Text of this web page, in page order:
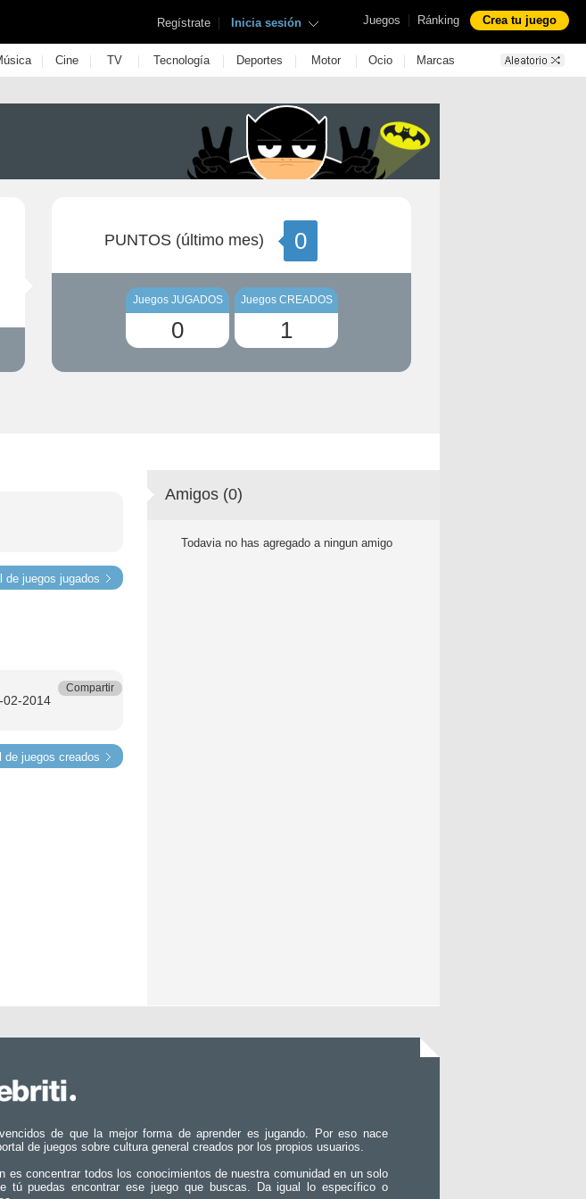
Juegos | Ránking Crea tu juego
Regístrate | Inicia sesión
| Cine | TV | Tecnología | Deportes | Motor | Ocio | Marcas
PUNTOS (último mes) 0
Juegos JUGADOS
0
Juegos CREADOS
1
de juegos jugados
02-2014
Compartir
de juegos creados
Amigos (0)
Todavia no has agregado a ningun amigo
de que la mejor forma de aprender es jugando. Por eso nace
de juegos sobre cultura general creados por los propios usuarios.
es concentrar todos los conocimientos de nuestra comunidad en un solo
tú puedas encontrar ese juego que buscas. Da igual lo específico o